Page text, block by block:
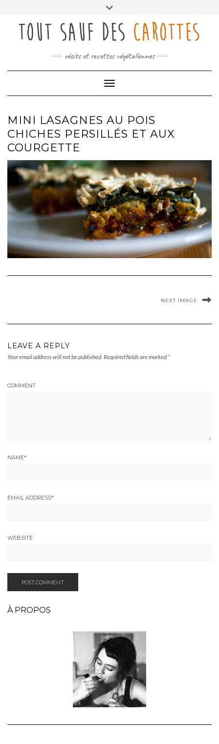
récits et recettes végétaliennes
Toggle Navigation
MINI LASAGNES AU POIS
CHICHES PERSILLÉS ET AUX
COURGETTE
NEXT IMAGE
LEAVE A REPLY
Your email address will not be published. Required fields are marked *
COMMENT
NAME*
EMAIL ADDRESS*
WEBSITE
À PROPOS